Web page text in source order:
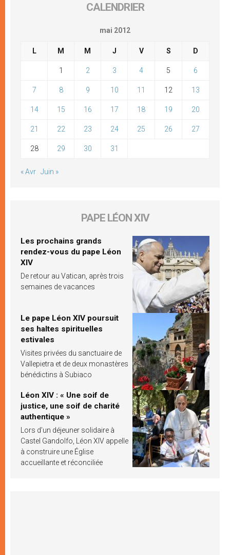
CALENDRIER
mai 2012
L M M J V S D
1 2 3 4 5 6
7 8 9 10 11 12 13
14 15 16 17 18 19 20
21 22 23 24 25 26 27
28 29 30 31
« Avr Juin »
PAPE LÉON XIV
Les prochains grands
rendez-vous du pape Léon
XIV
De retour au Vatican, après trois
semaines de vacances
Le pape Léon XIV poursuit
ses haltes spirituelles
estivales
Visites privées du sanctuaire de
Vallepietra et de deux monastères
bénédictins à Subiaco
Léon XIV : « Une soif de
justice, une soif de charité
authentique »
Lors d’un déjeuner solidaire à
Castel Gandolfo, Léon XIV appelle
à construire une Église
accueillante et réconciliée